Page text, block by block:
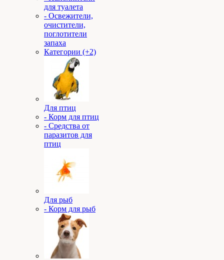
для туалета
- Освежители,
очистители,
поглотители
запаха
Категории (+2)
Для птиц
- Корм для птиц
- Средства от
паразитов для
птиц
Для рыб
- Корм для рыб